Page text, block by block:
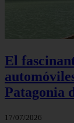
El
Patagonia
17/07/2026